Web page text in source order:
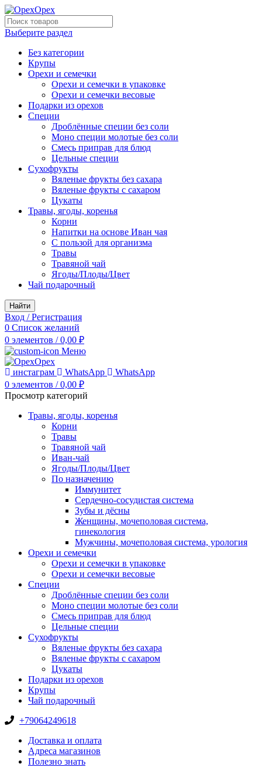
Выберите раздел
Без категории
Крупы
Орехи и семечки
Орехи и семечки в упаковке
Орехи и семечки весовые
Подарки из орехов
Специи
Дроблённые специи без соли
Моно специи молотые без соли
Смесь приправ для блюд
Цельные специи
Сухофрукты
Вяленые фрукты без сахара
Вяленые фрукты с сахаром
Цукаты
Травы, ягоды, коренья
Корни
Напитки на основе Иван чая
С пользой для организма
Травы
Травяной чай
Ягоды/Плоды/Цвет
Чай подарочный
Найти
Вход / Регистрация
0 Список желаний
0 элементов / 0,00 ₽
Меню
инстаграм WhatsApp
WhatsApp
0 элементов / 0,00 ₽
Просмотр категорий
Травы, ягоды, коренья
Корни
Травы
Травяной чай
Иван-чай
Ягоды/Плоды/Цвет
По назначению
Иммунитет
Сердечно-сосудистая система
Зубы и дёсны
Женщины, мочеполовая система,
гинекология
Мужчины, мочеполовая система, урология
Орехи и семечки
Орехи и семечки в упаковке
Орехи и семечки весовые
Специи
Дроблённые специи без соли
Моно специи молотые без соли
Смесь приправ для блюд
Цельные специи
Сухофрукты
Вяленые фрукты без сахара
Вяленые фрукты с сахаром
Цукаты
Подарки из орехов
Крупы
Чай подарочный
+79064249618
Доставка и оплата
Адреса магазинов
Полезно знать